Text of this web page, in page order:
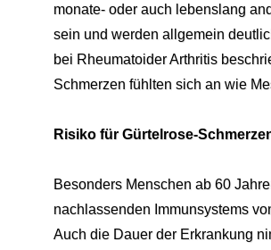
monate- oder auch lebenslang
sein und werden allgemein
bei Rheumatoider Arthritis
Schmerzen fühlten sich an wie
Risiko für Gürtelrose-
Besonders Menschen ab 60
nachlassenden Immunsystems
Auch die Dauer der Erkrankung